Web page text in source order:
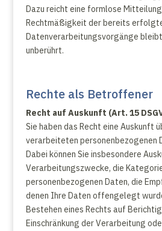
Dazu reicht eine formlose Mitteilung
Rechtmäßigkeit der bereits
Datenverarbeitungsvorgänge
unberührt.
Rechte als Betroffener
Recht auf Auskunft (Art. 15
Sie haben das Recht eine Auskunft
verarbeiteten personenbezogenen
Dabei können Sie insbesondere
Verarbeitungszwecke, die
personenbezogenen Daten, die
denen Ihre Daten offengelegt
Bestehen eines Rechts auf
Einschränkung der Verarbeitung